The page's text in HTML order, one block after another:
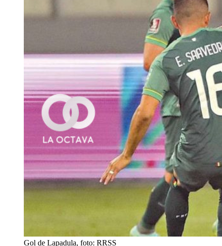
Gol de Lapadula, foto: RRSS